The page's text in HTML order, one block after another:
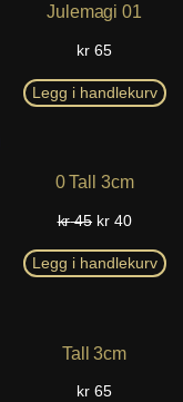
Julemagi 01
kr 65
Legg i handlekurv
0 Tall 3cm
kr45 Opprinnelig
var:
kr 45.
kr40
er:
kr 40.
Legg i handlekurv
Tall 3cm
kr 65